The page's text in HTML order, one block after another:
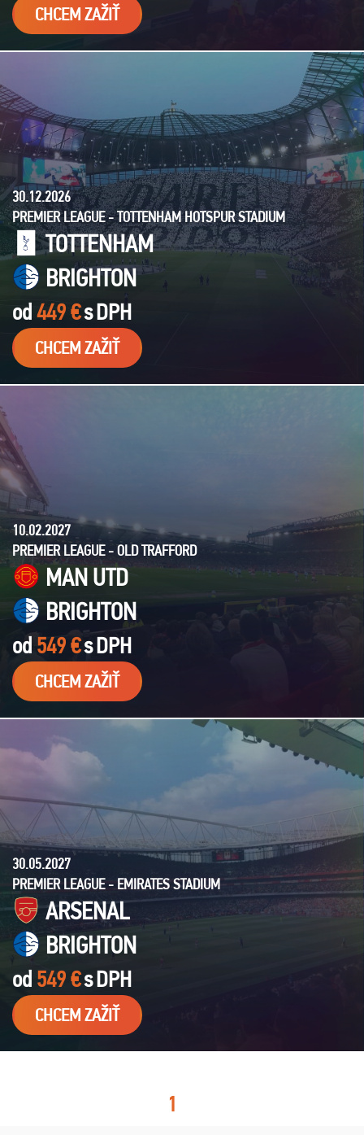
CHCEM ZAŽIŤ
30.12.2026
PREMIER LEAGUE - TOTTENHAM HOTSPUR STADIUM
TOTTENHAM
BRIGHTON
od449 €sDPH
CHCEM ZAŽIŤ
10.02.2027
PREMIER LEAGUE - OLD TRAFFORD
MAN UTD
BRIGHTON
od 549 €sDPH
CHCEM ZAŽIŤ
30.05.2027
PREMIER LEAGUE - EMIRATES STADIUM
ARSENAL
BRIGHTON
od 549 €sDPH
CHCEM ZAŽIŤ
1